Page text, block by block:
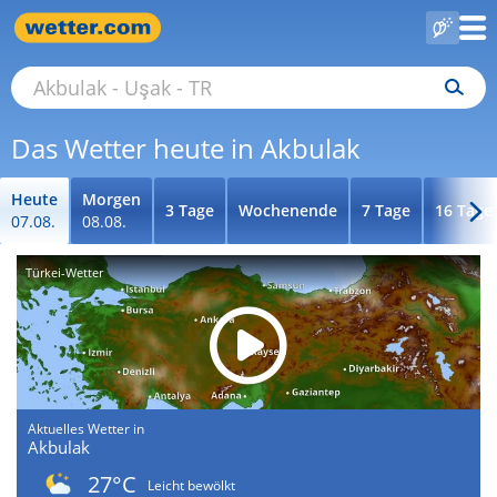
Das Wetter heute in Akbulak
Heute
07.08.
Morgen
08.08.
3 Tage Wochenende 7 Tage 16 Tage
Türkei-Wetter
Aktuelles Wetter in
Akbulak
27°C
Leicht bewölkt